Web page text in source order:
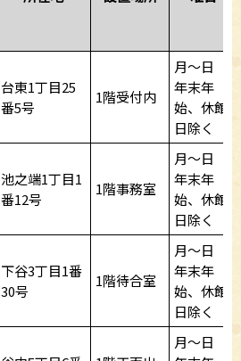
台東1丁目25
番5号
1階受付内
月～日
年末年
始、休館
日除く
池之端1丁目1
番12号
1階事務室
月～日
年末年
始、休館
日除く
下谷3丁目1番
30号
1階待合室
月～日
年末年
始、休館
日除く
月～日